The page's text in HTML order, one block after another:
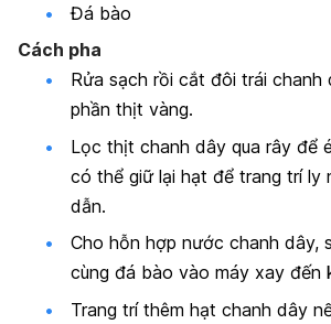
Đá bào
Cách pha
Rửa sạch rồi cắt đôi trái chanh
phần thịt vàng.
Lọc thịt chanh dây qua rây để
có thể giữ lại hạt để trang trí ly
dẫn.
Cho hỗn hợp nước chanh dây,
cùng đá bào vào máy xay đến
Trang trí thêm hạt chanh dây